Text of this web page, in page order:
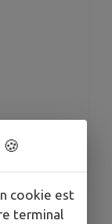
cookie est
terminal